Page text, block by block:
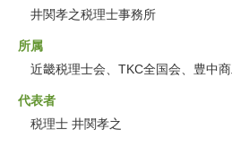
井関孝之税理士事務所
所属
近畿税理士会、TKC全国会、豊中
代表者
税理士 井関孝之